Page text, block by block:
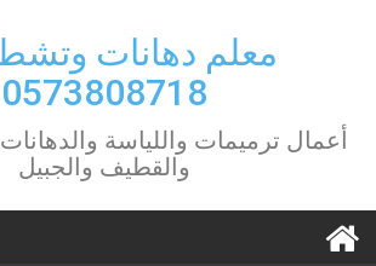
معلم دهانات
0573808718
أعمال ترميمات واللياسة والدهانات
والقطيف والجبيل